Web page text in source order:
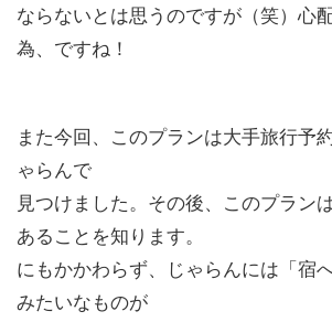
ならないとは思うのですが（笑）心
為、ですね！
また今回、このプランは大手旅行予
ゃらんで
見つけました。その後、このプラン
あることを知ります。
にもかかわらず、じゃらんには「宿
みたいなものが